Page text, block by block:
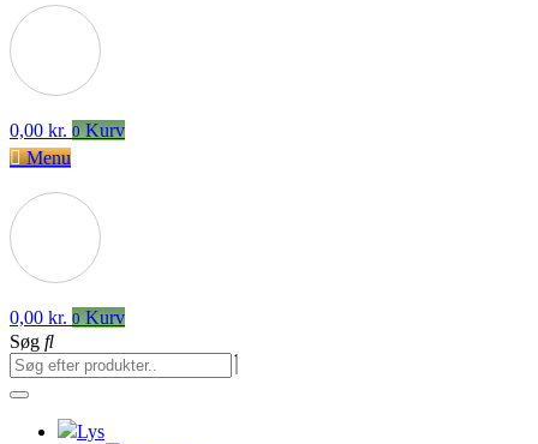
0,00 kr. 0 Kurv
Menu
0,00 kr. 0 Kurv
Søg
Lys